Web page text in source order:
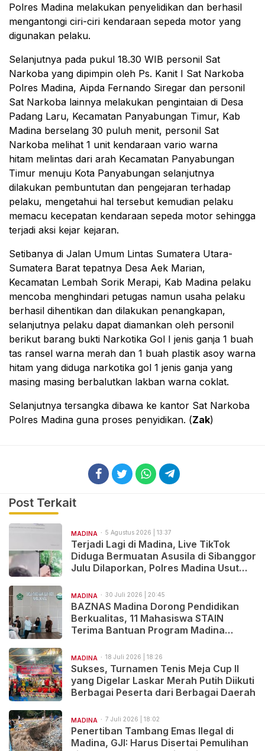
Polres Madina melakukan penyelidikan dan berhasil
mengantongi ciri-ciri kendaraan sepeda motor yang
digunakan pelaku.
Selanjutnya pada pukul 18.30 WIB personil Sat
Narkoba yang dipimpin oleh Ps. Kanit I Sat Narkoba
Polres Madina, Aipda Fernando Siregar dan personil
Sat Narkoba lainnya melakukan pengintaian di Desa
Padang Laru, Kecamatan Panyabungan Timur, Kab
Madina berselang 30 puluh menit, personil Sat
Narkoba melihat 1 unit kendaraan vario warna
hitam melintas dari arah Kecamatan Panyabungan
Timur menuju Kota Panyabungan selanjutnya
dilakukan pembuntutan dan pengejaran terhadap
pelaku, mengetahui hal tersebut kemudian pelaku
memacu kecepatan kendaraan sepeda motor sehingga
terjadi aksi kejar kejaran.
Setibanya di Jalan Umum Lintas Sumatera Utara-
Sumatera Barat tepatnya Desa Aek Marian,
Kecamatan Lembah Sorik Merapi, Kab Madina pelaku
mencoba menghindari petugas namun usaha pelaku
berhasil dihentikan dan dilakukan penangkapan,
selanjutnya pelaku dapat diamankan oleh personil
berikut barang bukti Narkotika Gol I jenis ganja 1 buah
tas ransel warna merah dan 1 buah plastik asoy warna
hitam yang diduga narkotika gol 1 jenis ganja yang
masing masing berbalutkan lakban warna coklat.
Selanjutnya tersangka dibawa ke kantor Sat Narkoba
Polres Madina guna proses penyidikan. (Zak)
Post Terkait
MADINA 5 Agustus 2026 | 13:37
Terjadi Lagi di Madina, Live TikTok
Diduga Bermuatan Asusila di Sibanggor
Julu Dilaporkan, Polres Madina Usut
MADINA 30 Juli 2026 | 20:45
BAZNAS Madina Dorong Pendidikan
Berkualitas, 11 Mahasiswa STAIN
Terima Bantuan Program Madina
MADINA 18 Juli 2026 | 18:26
Sukses, Turnamen Tenis Meja Cup II
yang Digelar Laskar Merah Putih Diikuti
Berbagai Peserta dari Berbagai Daerah
MADINA 7 Juli 2026 | 18:02
Penertiban Tambang Emas Ilegal di
Madina, GJI: Harus Disertai Pemulihan